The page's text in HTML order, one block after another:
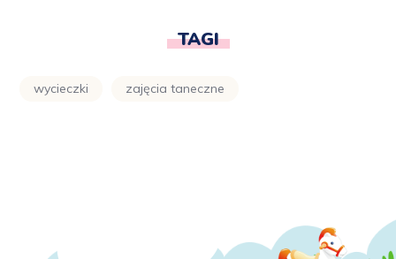
TAGI
wycieczki zajęcia taneczne